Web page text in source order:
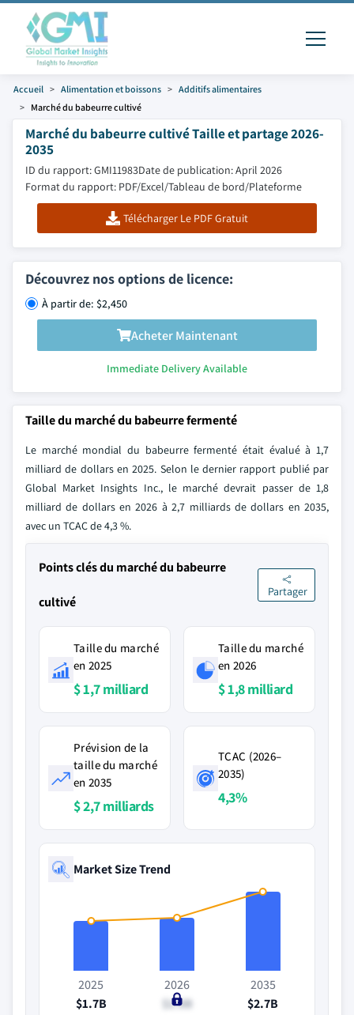
Accueil Alimentation et boissons
Additifs alimentaires
Marché du babeurre cultivé
Marché du babeurre cultivé Taille et partage 2026-
2035
ID du rapport: GMI11983Date de publication: April 2026
Format du rapport: PDF/Excel/Tableau de bord/Plateforme
Télécharger Le PDF Gratuit
Découvrez nos options de licence:
À partir de: $2,450
Acheter Maintenant
Immediate Delivery Available
Taille du marché du babeurre fermenté
Le marché mondial du babeurre fermenté était évalué à 1,7
milliard de dollars en 2025. Selon le dernier rapport publié par
Global Market Insights Inc., le marché devrait passer de 1,8
milliard de dollars en 2026 à 2,7 milliards de dollars en 2035,
avec un TCAC de 4,3 %.
Points clés du marché du babeurre
cultivé
Partager
Taille du marché
en 2025
$ 1,7 milliard
Taille du marché
en 2026
$ 1,8 milliard
Prévision de la
taille du marché
en 2035
$ 2,7 milliards
TCAC (2026–
2035)
4,3%
Market Size Trend
2025
$1.7B
2026
$1.8B
2035
$2.7B